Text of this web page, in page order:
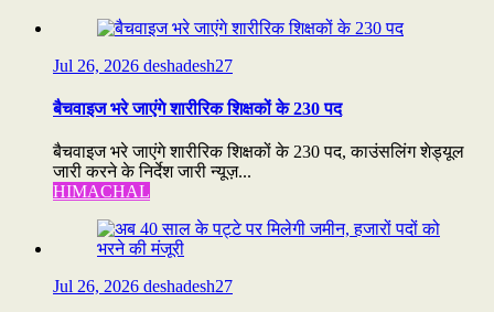
Jul 26, 2026 deshadesh27
बैचवाइज भरे जाएंगे शारीरिक शिक्षकों के 230 पद
बैचवाइज भरे जाएंगे शारीरिक शिक्षकों के 230 पद, काउंसलिंग शेड्यूल
जारी करने के निर्देश जारी न्यूज़...
HIMACHAL
Jul 26, 2026 deshadesh27